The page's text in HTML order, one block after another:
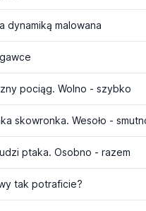
dynamiką malowana
pociąg. Wolno - szybko
skowronka. Wesoło -
ptaka. Osobno - razem
tak potraficie?